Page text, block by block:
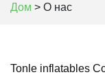
Дом > О нас
Tonle inflatables